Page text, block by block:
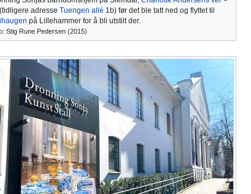
adresse Tuengen allé 1b) før det ble tatt ned og flyttet til
på Lillehammer for å bli utstilt der.
Stig Rune Pedersen (2015)